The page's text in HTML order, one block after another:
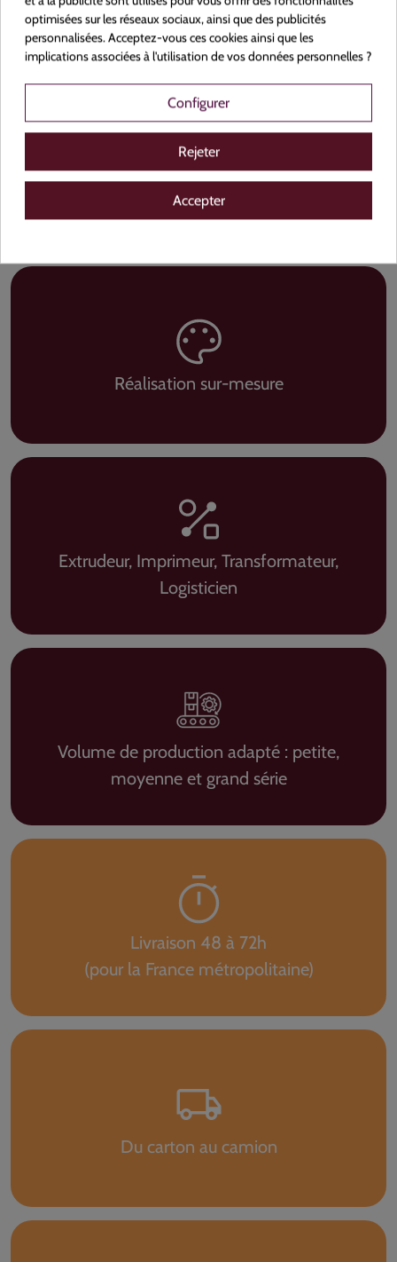
Nous sommes fiers de promouvoir le savoir-faire
local, en mettant en avant des produits conçus et
réalisés dans le respect des traditions et de
l'excellence française. Choisir nos services, c'est
soutenir une démarche écoresponsable et
valoriser le patrimoine industriel de notre belle
région.
Réalisation sur-mesure
Extrudeur, Imprimeur, Transformateur,
Logisticien
Volume de production adapté : petite,
moyenne et grand série
Livraison 48 à 72h
(pour la France métropolitaine)
Du carton au camion
optimisées sur les réseaux sociaux, ainsi que des publicités
personnalisées. Acceptez-vous ces cookies ainsi que les
implications associées à l'utilisation de vos données personnelles ?
Configurer
Rejeter
Accepter